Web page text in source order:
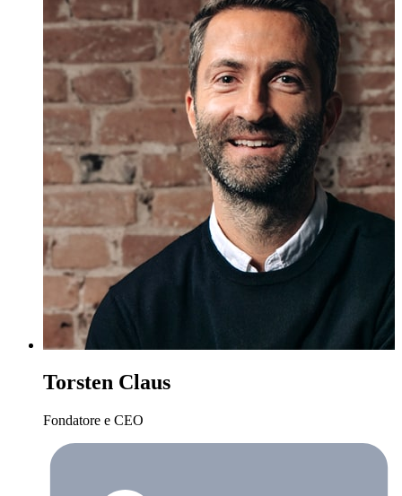
Torsten Claus
Fondatore e CEO